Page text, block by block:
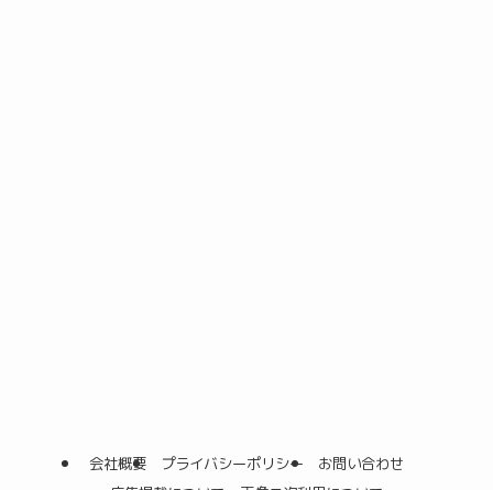
会社概要 プライバシーポリシー
お問い合わせ